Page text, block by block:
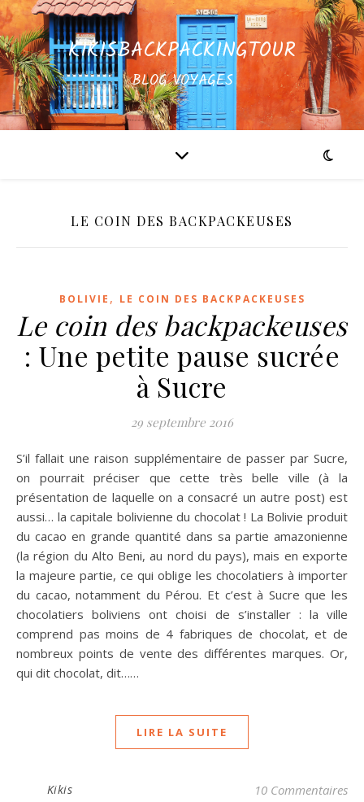
KIKISBACKPACKINGTOUR
BLOG VOYAGES
LE COIN DES BACKPACKEUSES
BOLIVIE , LE COIN DES BACKPACKEUSES
Le coin des backpackeuses
: Une petite pause sucrée
à Sucre
29 septembre 2016
S’il fallait une raison supplémentaire de passer par Sucre,
on pourrait préciser que cette très belle ville (à la
présentation de laquelle on a consacré un autre post) est
aussi… la capitale bolivienne du chocolat ! La Bolivie produit
du cacao en grande quantité dans sa partie amazonienne
(la région du Alto Beni, au nord du pays), mais en exporte
la majeure partie, ce qui oblige les chocolatiers à importer
du cacao, notamment du Pérou. Et c’est à Sucre que les
chocolatiers boliviens ont choisi de s’installer : la ville
comprend pas moins de 4 fabriques de chocolat, et de
nombreux points de vente des différentes marques. Or,
qui dit chocolat, dit……
LIRE LA SUITE
Kikis 10 Commentaires